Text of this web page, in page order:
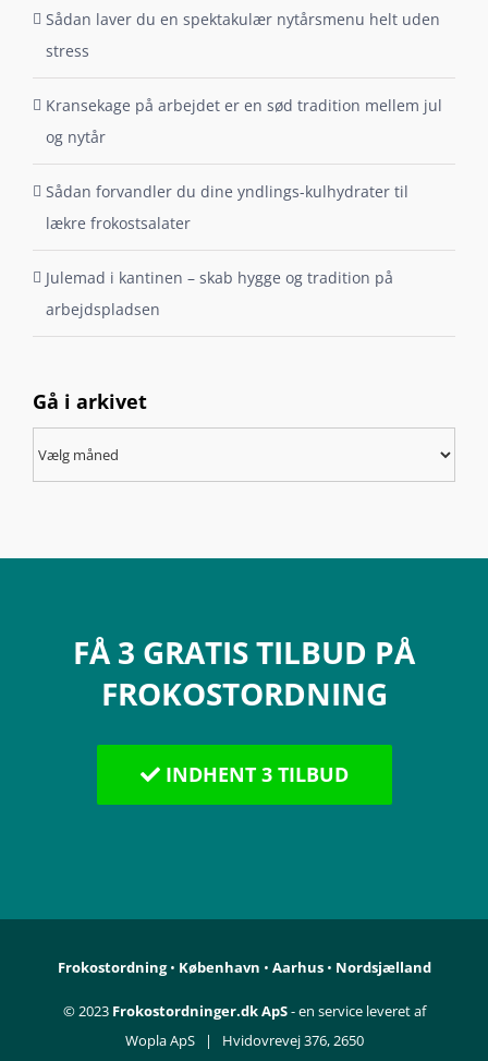
Sådan laver du en spektakulær nytårsmenu helt uden
stress
Kransekage på arbejdet er en sød tradition mellem jul
og nytår
Sådan forvandler du dine yndlings-kulhydrater til
lækre frokostsalater
Julemad i kantinen – skab hygge og tradition på
arbejdspladsen
Gå i arkivet
FÅ 3 GRATIS TILBUD PÅ
FROKOSTORDNING
INDHENT 3 TILBUD
Frokostordning• København • Aarhus• Nordsjælland
© 2023 Frokostordninger.dk ApS- en service leveret af
Wopla ApS | Hvidovrevej 376, 2650